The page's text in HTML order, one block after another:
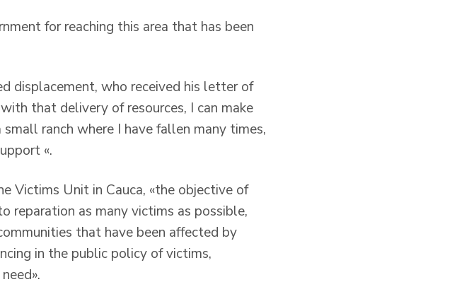
for reaching this area that has been
displacement, who received his letter of
that delivery of resources, I can make
ranch where I have fallen many times,
«.
Victims Unit in Cauca, «the objective of
reparation as many victims as possible,
that have been affected by
in the public policy of victims,